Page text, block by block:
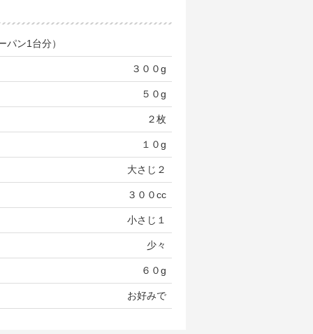
パン1台分）
３００g
５０g
２枚
１０g
大さじ２
３００cc
小さじ１
少々
６０g
お好みで